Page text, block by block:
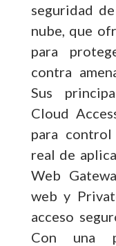
seguridad
nube, que
para
contra
Sus
Cloud
para
real de
Web
web y
acceso
Con una